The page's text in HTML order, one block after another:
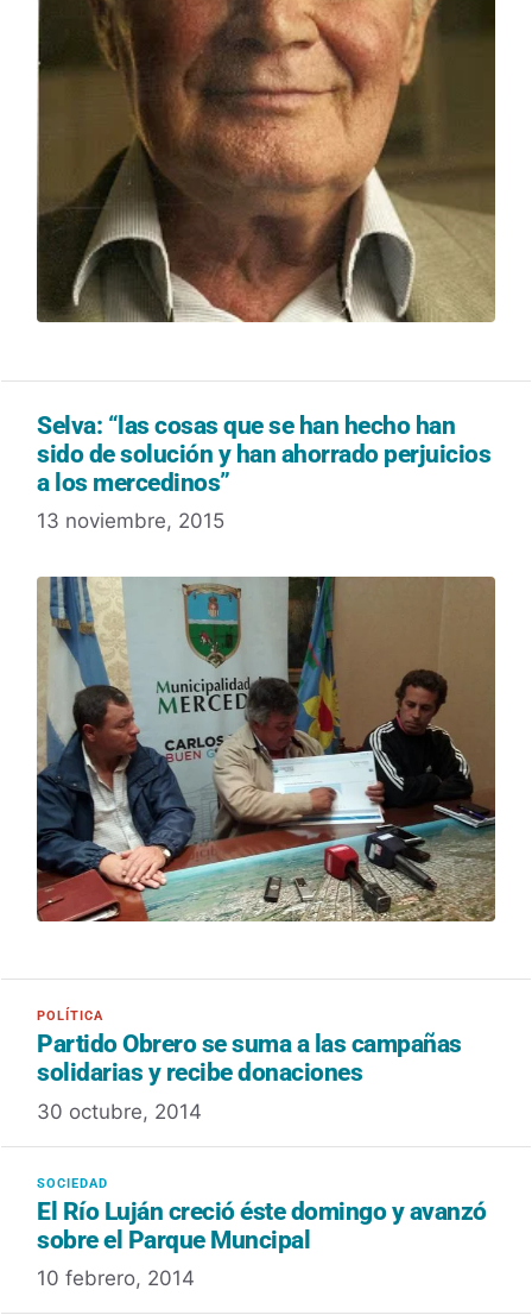
Selva: “las cosas que se han hecho han
sido de solución y han ahorrado perjuicios
a los mercedinos”
13 noviembre, 2015
Partido Obrero se suma a las campañas
solidarias y recibe donaciones
30 octubre, 2014
El Río Luján creció éste domingo y avanzó
sobre el Parque Muncipal
10 febrero, 2014